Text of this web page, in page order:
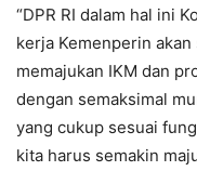
“DPR RI dalam hal ini
kerja Kemenperin
memajukan IKM dan
dengan semaksimal
yang cukup sesuai
kita harus semakin